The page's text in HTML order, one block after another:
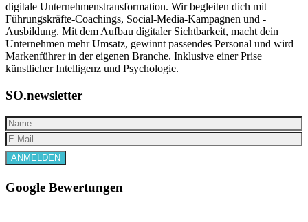
digitale Unternehmenstransformation. Wir begleiten dich mit
Führungskräfte-Coachings, Social-Media-Kampagnen und -
Ausbildung. Mit dem Aufbau digitaler Sichtbarkeit, macht dein
Unternehmen mehr Umsatz, gewinnt passendes Personal und wird
Markenführer in der eigenen Branche. Inklusive einer Prise
künstlicher Intelligenz und Psychologie.
SO.newsletter
Google Bewertungen